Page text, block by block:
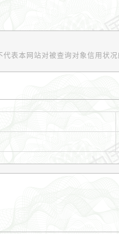
表本网站对被查询对象信用状